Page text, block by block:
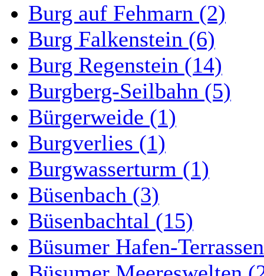
Burg auf Fehmarn (2)
Burg Falkenstein (6)
Burg Regenstein (14)
Burgberg-Seilbahn (5)
Bürgerweide (1)
Burgverlies (1)
Burgwasserturm (1)
Büsenbach (3)
Büsenbachtal (15)
Büsumer Hafen-